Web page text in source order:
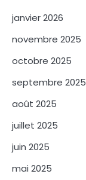
janvier 2026
novembre 2025
octobre 2025
septembre 2025
août 2025
juillet 2025
juin 2025
mai 2025